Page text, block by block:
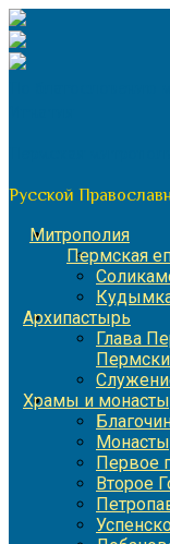
Перейти
к
содержимому
Русской
Митрополия
Пермская
Архипастырь
Глава
Храмы и
Первое
Второе